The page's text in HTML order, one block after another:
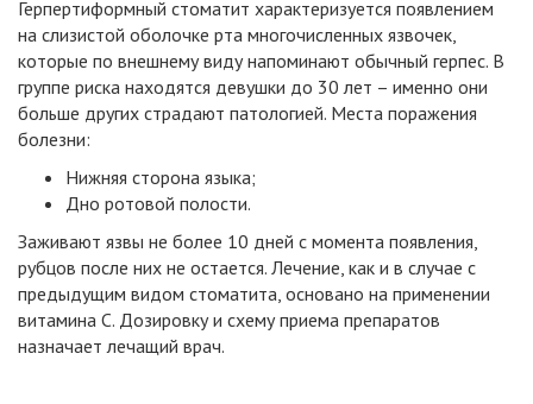
Герпертиформный стоматит характеризуется появлением
на слизистой оболочке рта многочисленных язвочек,
которые по внешнему виду напоминают обычный герпес. В
группе риска находятся девушки до 30 лет – именно они
больше других страдают патологией. Места поражения
болезни:
Нижняя сторона языка;
Дно ротовой полости.
Заживают язвы не более 10 дней с момента появления,
рубцов после них не остается. Лечение, как и в случае с
предыдущим видом стоматита, основано на применении
витамина С. Дозировку и схему приема препаратов
назначает лечащий врач.